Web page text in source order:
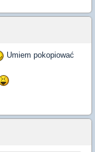
Umiem pokopiować